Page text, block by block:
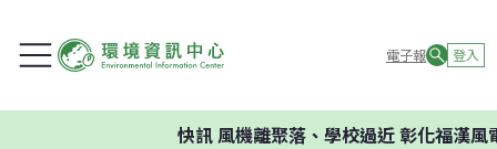
電子報 登入
快訊風機離聚落、學校過近 彰化福漢風